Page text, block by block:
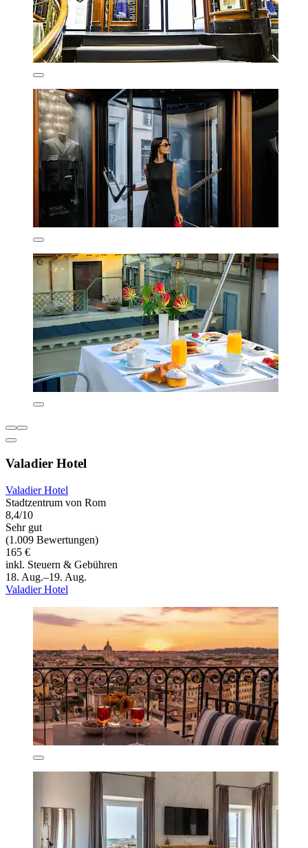
Valadier Hotel
Valadier Hotel
Stadtzentrum von Rom
8,4/10
Sehr gut
(1.009 Bewertungen)
165 €
inkl. Steuern & Gebühren
18. Aug.–19. Aug.
Valadier Hotel